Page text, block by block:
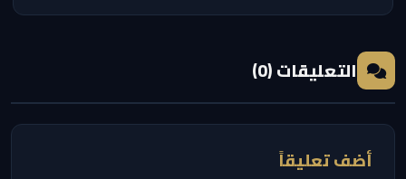
التعليقات (0)
أضف تعليقاً